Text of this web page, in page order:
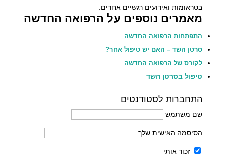
בטראומות ואירועים רגשיים אחרים.
מאמרים נוספים על הרפואה החדשה
התפתחות הרפואה החדשה
סרטן השד – האם יש טיפול אחר?
לקורס של הרפואה החדשה
טיפול בסרטן השד
התחברות לסטודנטים
שם משתמש
הסיסמה האישית שלך
זכור אותי